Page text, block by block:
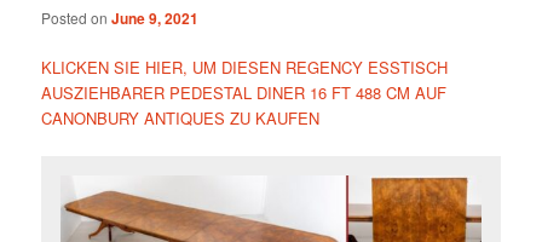
Posted onJune 9, 2021
KLICKEN SIE HIER, UM DIESEN REGENCY ESSTISCH
AUSZIEHBARER PEDESTAL DINER 16 FT 488 CM AUF
CANONBURY ANTIQUES ZU KAUFEN